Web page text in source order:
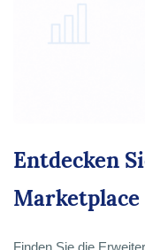
Entdecken
Marketplace
Finden Sie die